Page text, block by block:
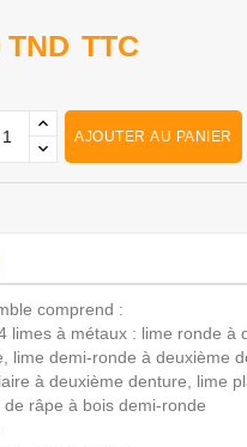
TND TTC
AJOUTER AU PANIER
comprend :
limes à métaux : lime ronde à
lime demi-ronde à deuxième
à deuxième denture, lime
de râpe à bois demi-ronde